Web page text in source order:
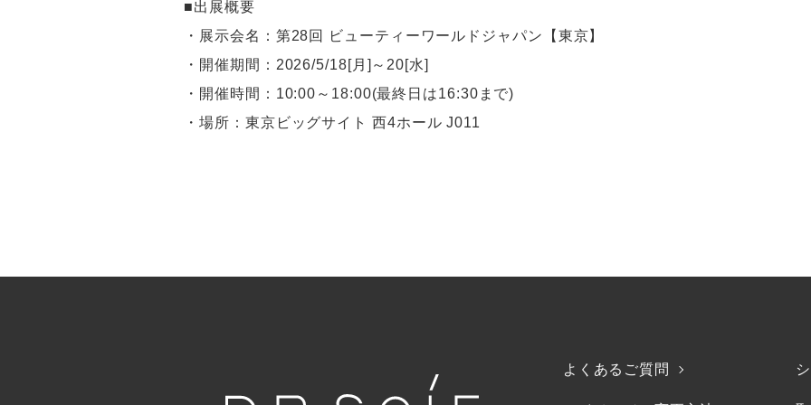
■出展概要
・展示会名：第28回 ビューティーワールドジャパン【東京】
・開催期間：2026/5/18[月]～20[水]
・開催時間：10:00～18:00(最終日は16:30まで)
・場所：東京ビッグサイト 西4ホール J011
よくあるご質問